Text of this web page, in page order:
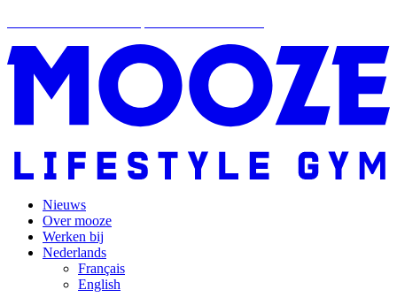
Nieuws
Over mooze
Werken bij
Nederlands
Français
English